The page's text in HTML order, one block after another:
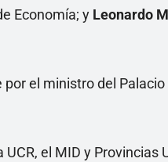
Economía; y Leonardo
el ministro del
UCR, el MID y